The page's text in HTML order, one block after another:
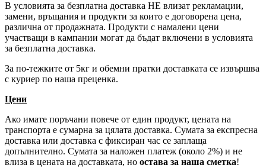
В условията за безплатна доставка НЕ влизат рекламации,
замени, връщания и продукти за които е договорена цена,
различна от продажната. Продукти с намалени цени
участващи в кампании могат да бъдат включени в условията
за безплатна доставка.
За по-тежките от 5кг и обемни пратки доставката се извършва
с куриер по наша преценка.
Цени
Ако имате поръчани повече от един продукт, цената на
транспорта е сумарна за цялата доставка. Сумата за експресна
доставка или доставка с фиксиран час се заплаща
допълнително. Сумата за наложен платеж (около 2%) и не
влиза в цената на доставката, но остава за наша сметка!